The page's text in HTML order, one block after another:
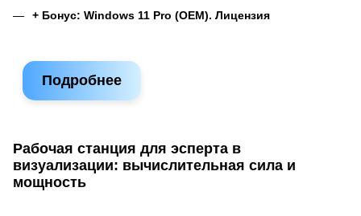
+ Бонус: Windows 11 Pro (OEM). Лицензия
Подробнее
Рабочая станция для эсперта в
визуализации: вычислительная сила и
мощность